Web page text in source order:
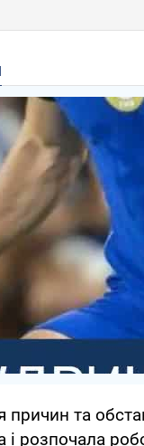
та
і розпочала